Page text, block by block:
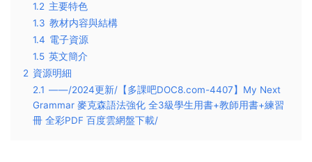
1.2 主要特色
1.3 教材内容與結構
1.4 電子資源
1.5 英文簡介
2 資源明細
2.1 ——/2024更新/【多課吧DOC8.com-4407】My Next
Grammar 麥克森語法強化 全3級學生用書+教師用書+練習
冊 全彩PDF 百度雲網盤下載/